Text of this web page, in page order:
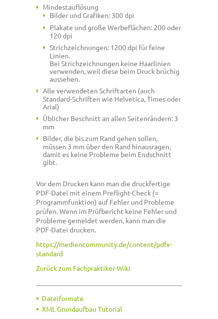
Mindestauflösung
Bilder und Grafiken: 300 dpi
Plakate und große Werbeflächen: 200 oder
120 dpi
Strichzeichnungen: 1200 dpi für feine
Linien.
Bei Strichzeichnungen keine Haarlinien
verwenden, weil diese beim Druck brüchig
aussehen.
Alle verwendeten Schriftarten (auch
Standard-Schriften wie Helvetica, Times oder
Arial)
Üblicher Beschnitt an allen Seitenrändern: 3
mm
Bilder, die bis zum Rand gehen sollen,
müssen 3 mm über den Rand hinausragen,
damit es keine Probleme beim Endschnitt
gibt.
Vor dem Drucken kann man die druckfertige
PDF-Datei mit einem Preflight-Check (=
Programmfunktion) auf Fehler und Probleme
prüfen. Wenn im Prüfbericht keine Fehler und
Probleme gemeldet werden, kann man die
PDF-Datei drucken.
https://mediencommunity.de/content/pdfx-
standard
Zurück zum Fachpraktiker-Wiki
Dateiformate
XML Grundaufbau Tutorial